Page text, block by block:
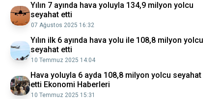
Yılın 7 ayında hava yoluyla 134,9 milyon yolcu
seyahat etti
07 Ağustos 2025 16:32
Yılın ilk 6 ayında hava yolu ile 108,8 milyon yolcu
seyahat etti
10 Temmuz 2025 14:04
Hava yoluyla 6 ayda 108,8 milyon yolcu seyahat
etti Ekonomi Haberleri
10 Temmuz 2025 15:31